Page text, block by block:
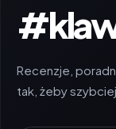
Recenzje,
tak, żeby